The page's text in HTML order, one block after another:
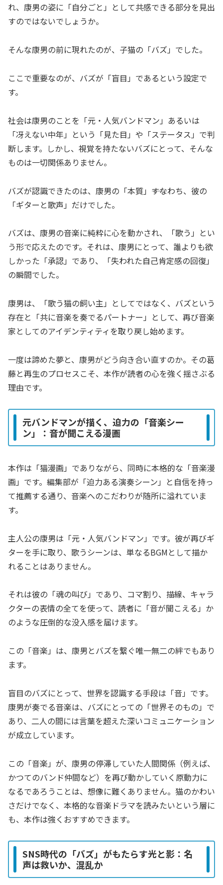
れ、康男の姿に「自分ごと」として共感できる部分を見出
すのではないでしょうか。
そんな康男の前に現れたのが、子猫の「バズ」でした。
ここで重要なのが、バズが「盲目」であるという設定で
す。
社会は康男のことを「元・人気バンドマン」あるいは
「冴えない中年」という「見た目」や「ステータス」で判
断します。しかし、視覚を持たないバズにとって、そんな
ものは一切関係ありません。
バズが認識できたのは、康男の「本質」――すなわち、彼の
「ギターと歌声」だけでした。
バズは、康男の音楽に純粋に心を動かされ、「歌う」とい
う形で応えたのです。それは、康男にとって、誰よりも欲
しかった「承認」であり、「失われた自己肯定感の回復」
の瞬間でした。
康男は、「歌う猫の飼い主」としてではなく、バズという
存在と「共に音楽を奏でるパートナー」として、再び音楽
家としてのアイデンティティを取り戻し始めます。
一度は諦めた夢と、康男がどう向き合い直すのか。その葛
藤と再生のプロセスこそ、本作が読者の心を強く揺さぶる
理由です。
元バンドマンが描く、迫力の「音楽シー
ン」：音が聞こえる漫画
本作は「猫漫画」でありながら、同時に本格的な「音楽漫
画」です。編集部が「迫力ある演奏シーン」と自信を持っ
て推薦する通り、音楽へのこだわりが随所に溢れていま
す。
主人公の康男は「元・人気バンドマン」です。彼が再びギ
ターを手に取り、歌うシーンは、単なるBGMとして描か
れることはありません。
それは彼の「魂の叫び」であり、コマ割り、描線、キャラ
クターの表情の全てを使って、読者に「音が聞こえる」か
のような圧倒的な没入感を届けます。
この「音楽」は、康男とバズを繋ぐ唯一無二の絆でもあり
ます。
盲目のバズにとって、世界を認識する手段は「音」です。
康男が奏でる音楽は、バズにとっての「世界そのもの」で
あり、二人の間には言葉を超えた深いコミュニケーション
が成立しています。
この「音楽」が、康男の停滞していた人間関係（例えば、
かつてのバンド仲間など）を再び動かしていく原動力に
なるであろうことは、想像に難くありません。猫のかわい
さだけでなく、本格的な音楽ドラマを読みたいという層に
も、本作は強くおすすめできます。
SNS時代の「バズ」がもたらす光と影：名
声は救いか、混乱か